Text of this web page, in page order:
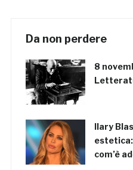
Da non perdere
8
Ilary
com’è